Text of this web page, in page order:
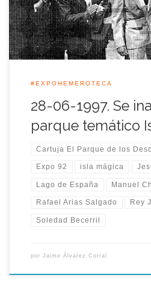
segundo proyecto de parque
#EXPOHEMEROTECA
28-06-1997. Se
parque temático
Cartuja El Parque de los
Expo 92 isla mágica
Lago de España Manuel
Rafael Arias Salgado Rey
Soledad Becerril
por Jaime Álvarez Corral